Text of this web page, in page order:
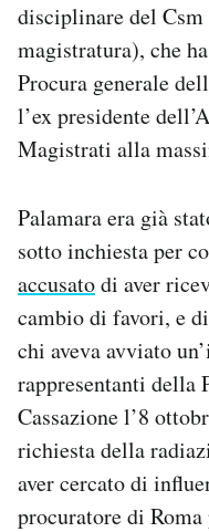
SHOP
CALENDARIO
Area Personale
Newsletter
Notifiche mobile
Regala il Post
Hai bisogno di aiuto?
disciplinare del
magistratura), che
Procura generale
l’ex presidente
Magistrati alla
Palamara era già
sotto inchiesta per
accusatodi aver
cambio di favori, e
chi aveva avviato
rappresentanti della
Cassazione l’8
richiesta della
aver cercato di
procuratore di